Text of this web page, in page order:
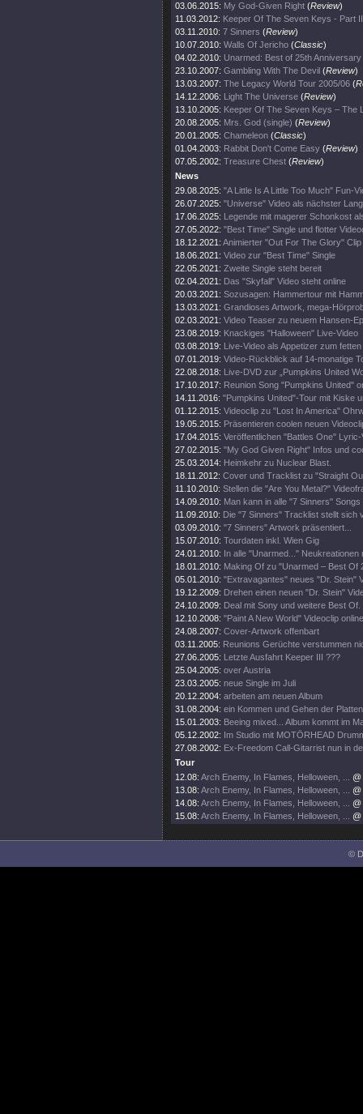
03.06.2015: My God-Given Right (Review)
11.03.2012: Keeper Of The Seven Keys - Part II
03.11.2010: 7 Sinners (Review)
10.07.2010: Walls Of Jericho (Classic)
04.02.2010: Unarmed: Best of 25th Anniversary
23.10.2007: Gambling With The Devil (Review)
13.03.2007: The Legacy World Tour 2005/06 (
14.12.2006: Light The Universe (Review)
13.10.2005: Keeper Of The Seven Keys – The
20.08.2005: Mrs. God (single) (Review)
20.01.2005: Chameleon (Classic)
01.04.2003: Rabbit Don't Come Easy (Review)
07.05.2002: Treasure Chest (Review)
News
29.08.2025: "A Little Is A Little Too Much" Fun-
26.07.2025: "Universe" Video als nächster
17.06.2025: Legende mit magerer Schonkost
27.05.2022: "Best Time" Single und flotter
18.12.2021: Animierter "Out For The Glory" Clip
18.06.2021: Video zur "Best Time" Single
22.05.2021: Zweite Single steht bereit
02.04.2021: Das "Skyfall" Video steht online
20.03.2021: Sozusagen: Hammertour mit
13.03.2021: Grandioses Artwork, mega-
02.03.2021: Video Teaser zu neuem Hansen-
23.08.2019: Knackiges "Halloween" Live-Video
03.08.2019: Live-Video als Appetizer zum
07.01.2019: Video-Rückblick auf 14-monatige
22.08.2018: Live-DVD zur „Pumpkins United
17.10.2017: Reunion Song "Pumpkins United"
14.11.2016: "Pumpkins United"-Tour mit Kiske
01.12.2015: Videoclip zu "Lost In America"
19.05.2015: Präsentieren coolen neuen
17.04.2015: Veröffentlichen "Battles One" Lyric-
27.02.2015: "My God Given Right" Infos und
25.03.2014: Heimkehr zu Nuclear Blast.
18.11.2012: Cover und Tracklist zu "Straight
11.10.2010: Stellen die "Are You Metal?"
14.09.2010: Man kann in alle "7 Sinners"
11.09.2010: Die "7 Sinners" Tracklist stellt sich
03.09.2010: "7 Sinners" Artwork präsentiert...
15.07.2010: Tourdaten inkl. Wien Gig
24.01.2010: In alle "Unarmed..." Neukreationen
18.01.2010: Making Of zu "Unarmed – Best Of
05.01.2010: "Extravagantes" neues "Dr. Stein"
19.12.2009: Drehen einen neuen "Dr. Stein"
24.10.2009: Deal mit Sony und weitere Best Of.
12.10.2008: "Paint A New World" Videoclip
24.08.2007: Cover-Artwork offenbart
03.11.2005: Reunions Gerüchte verstummen
27.06.2005: Letzte Ausfahrt Keeper III ???
25.04.2005: over Austria
23.03.2005: neue Single im Juli
20.12.2004: arbeiten am neuen Album
31.08.2004: ein Kommen und Gehen der
15.01.2003: Beeing mixed... Album kommt im
05.12.2002: Im Studio mit MOTÖRHEAD
27.08.2002: Ex-Freedom Call-Gitarrist nun in
Tour
12.08: Arch Enemy, In Flames, Helloween, ...
13.08: Arch Enemy, In Flames, Helloween, ...
14.08: Arch Enemy, In Flames, Helloween, ...
15.08: Arch Enemy, In Flames, Helloween, ...
©